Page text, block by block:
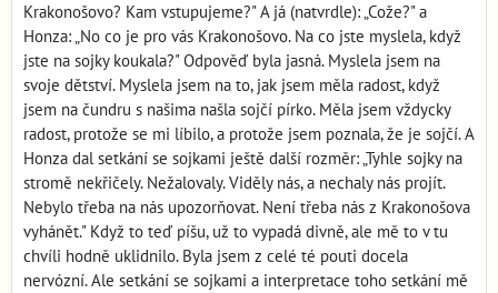
Krakonošovo? Kam vstupujeme?" A já (natvrdle): „Cože?" a
Honza: „No co je pro vás Krakonošovo. Na co jste myslela, když
jste na sojky koukala?" Odpověď byla jasná. Myslela jsem na
svoje dětství. Myslela jsem na to, jak jsem měla radost, když
jsem na čundru s našima našla sojčí pírko. Měla jsem vždycky
radost, protože se mi líbilo, a protože jsem poznala, že je sojčí. A
Honza dal setkání se sojkami ještě další rozměr: „Tyhle sojky na
stromě nekřičely. Nežalovaly. Viděly nás, a nechaly nás projít.
Nebylo třeba na nás upozorňovat. Není třeba nás z Krakonošova
vyhánět." Když to teď píšu, už to vypadá divně, ale mě to v tu
chvíli hodně uklidnilo. Byla jsem z celé té pouti docela
nervózní. Ale setkání se sojkami a interpretace toho setkání mě